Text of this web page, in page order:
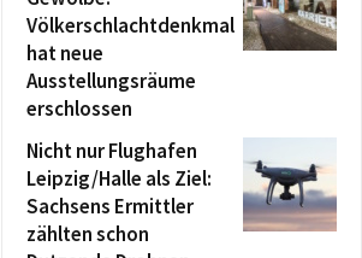
Völkerschlachtdenkmal
hat neue
Ausstellungsräume
erschlossen
Nicht nur Flughafen
Leipzig/Halle als Ziel:
Sachsens Ermittler
zählten schon